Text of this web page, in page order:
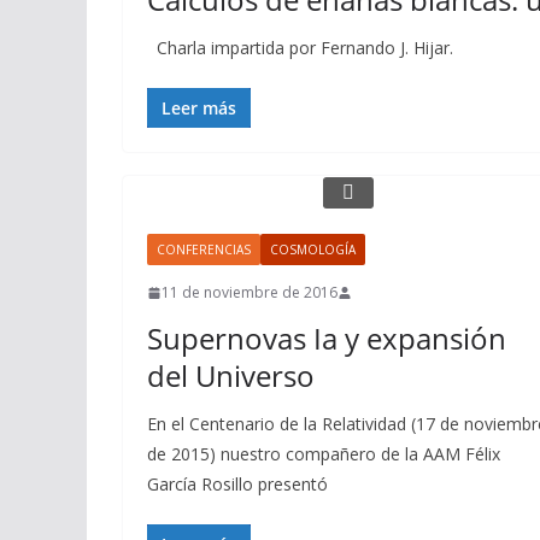
Charla impartida por Fernando J. Hijar.
Leer más
CONFERENCIAS COSMOLOGÍA
11 de noviembre de 2016
Supernovas Ia y expansión
del Universo
En el Centenario de la Relatividad (17 de
de 2015) nuestro compañero de la AAM Félix
García Rosillo presentó